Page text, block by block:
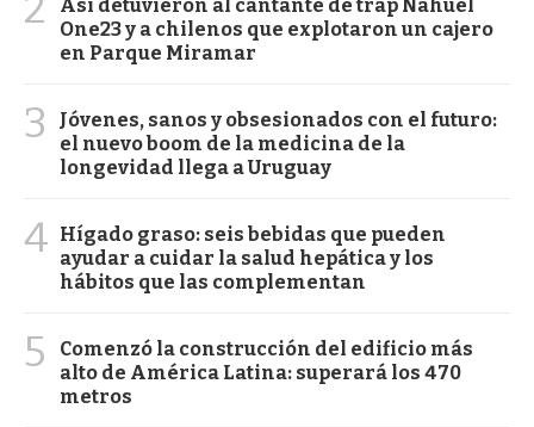
Así detuvieron al cantante de trap Nahuel
One23 y a chilenos que explotaron un cajero
en Parque Miramar
3
Jóvenes, sanos y obsesionados con el futuro:
el nuevo boom de la medicina de la
longevidad llega a Uruguay
4 Hígado graso: seis bebidas que pueden
ayudar a cuidar la salud hepática y los
hábitos que las complementan
5
Comenzó la construcción del edificio más
alto de América Latina: superará los 470
metros